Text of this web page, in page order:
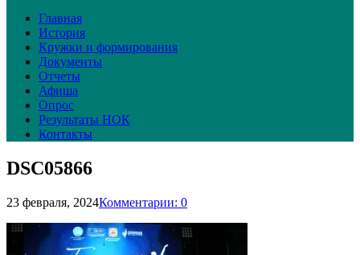
Главная
История
Кружки и формирования
Документы
Отчеты
Афиша
Опрос
Результаты НОК
Контакты
DSC05866
23 февраля, 2024Комментарии: 0